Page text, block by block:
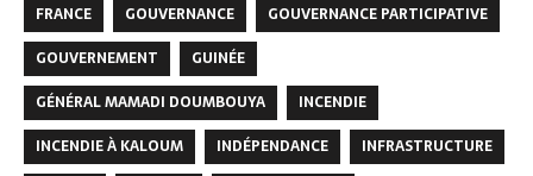
FRANCE
GOUVERNANCE
GOUVERNANCE PARTICIPATIVE
GOUVERNEMENT
GUINÉE
GÉNÉRAL MAMADI DOUMBOUYA
INCENDIE
INCENDIE À KALOUM
INDÉPENDANCE
INFRASTRUCTURE